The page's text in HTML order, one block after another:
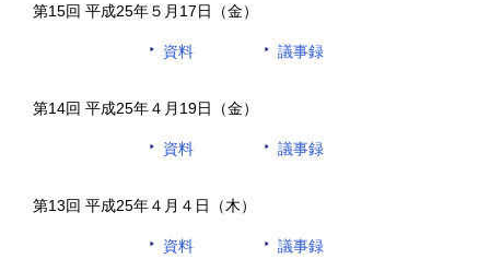
第15回 平成25年５月17日（金）
資料 議事録
第14回 平成25年４月19日（金）
資料 議事録
第13回 平成25年４月４日（木）
資料 議事録